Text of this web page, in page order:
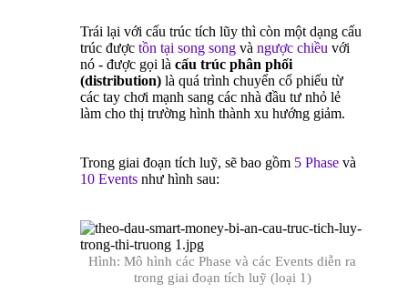
Trái lại với cấu trúc tích lũy thì còn một dạng cấu
trúc được tồn tại song song và ngược chiều với
nó - được gọi là cấu trúc phân phối
(distribution) là quá trình chuyển cổ phiếu từ
các tay chơi mạnh sang các nhà đầu tư nhỏ lẻ
làm cho thị trường hình thành xu hướng giảm.
Trong giai đoạn tích luỹ, sẽ bao gồm 5 Phase và
10 Events như hình sau:
Hình: Mô hình các Phase và các Events diễn ra
trong giai đoạn tích luỹ (loại 1)